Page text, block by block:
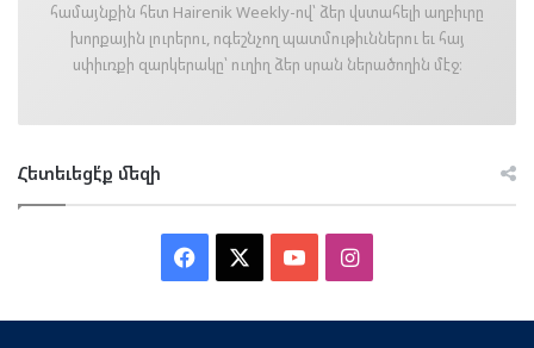
համայնքին հետ Hairenik Weekly-ով՝ ձեր վստահելի աղբիւրը
խորքային լուրերու, ոգեշնչող պատմութիւններու եւ հայ
սփիւռքի զարկերակը՝ ուղիղ ձեր սրան ներածողին մէջ։
Հետեւեցէ՛ք մեզի
Facebook YouTubeInstagram